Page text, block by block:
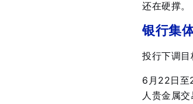
还在硬撑。
银行集
投行下调目
6月22日至
人贵金属